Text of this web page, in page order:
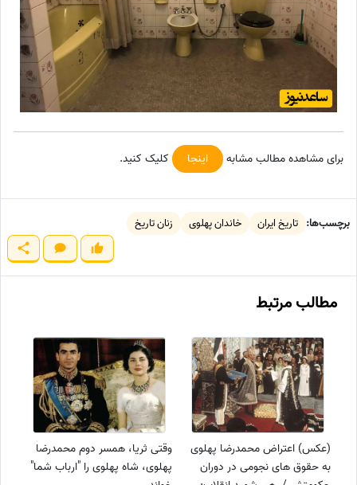
برای مشاهده مطالب مشابه اینجا کلیک کنید.
برچسب‌ها: تاریخ ایران خاندان پهلوی زنان تاریخ
مطالب مرتبط
(عکس) اعتراض محمدرضا پهلوی
به حقوق های نجومی در دوران
وقتی ثریا، همسر دوم محمدرضا
پهلوی، شاه پهلوی را "ارباب شما"